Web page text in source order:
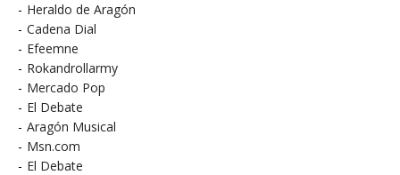
- Heraldo de Aragón
- Cadena Dial
- Efeemne
- Rokandrollarmy
- Mercado Pop
- El Debate
- Aragón Musical
- Msn.com
- El Debate